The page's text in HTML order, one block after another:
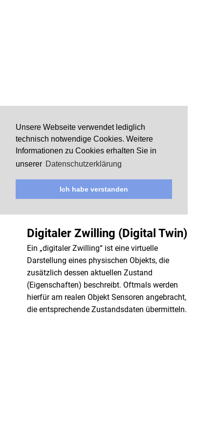
Unsere Webseite verwendet lediglich
technisch notwendige Cookies. Weitere
Informationen zu Cookies erhalten Sie in
unserer Datenschutzerklärung
Ich habe verstanden
Digitaler Zwilling (Digital Twin)
Ein „digitaler Zwilling“ ist eine virtuelle
Darstellung eines physischen Objekts, die
zusätzlich dessen aktuellen Zustand
(Eigenschaften) beschreibt. Oftmals werden
hierfür am realen Objekt Sensoren angebracht,
die entsprechende Zustandsdaten übermitteln.